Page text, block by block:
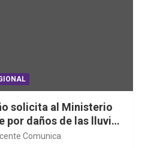
solicita al Ministerio
daños de las lluvias
Comunica